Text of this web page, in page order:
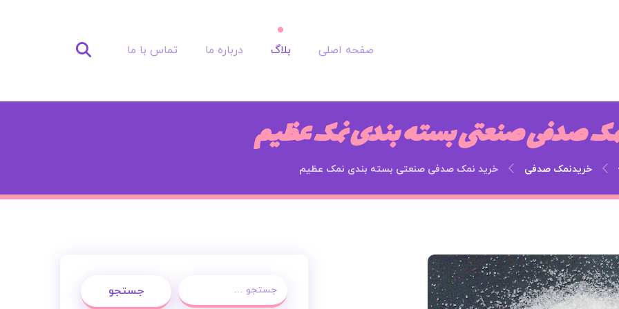
صفحه اصلی بلاگ درباره ما تماس با ما
صدفی صنعتی بسته بندی نمک عظیم
خریدنمک صدفی خرید نمک صدفی صنعتی بسته بندی نمک عظیم
جستجو